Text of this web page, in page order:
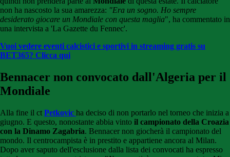
non ha nascosto la sua amarezza: "Era un sogno. Ho sempre
desiderato giocare un Mondiale con questa maglia", ha commentato in
una intervista a 'La Gazette du Fennec'.
Vuoi vedere eventi calcistici e sportivi in streaming gratis su
BET365? Clicca qui
Bennacer non convocato dall'Algeria per il
Mondiale
Alla fine il ct Petkovic ha deciso di non portarlo nel torneo che inizia a
giugno. E questo, nonostante abbia vinto il campionato della Croazia
con la Dinamo Zagabria. Bennacer non giocherà il campionato del
mondo. Il centrocampista è in prestito e appartiene ancora al Milan.
Dopo aver saputo dell'esclusione dalla lista dei convocati ha espresso